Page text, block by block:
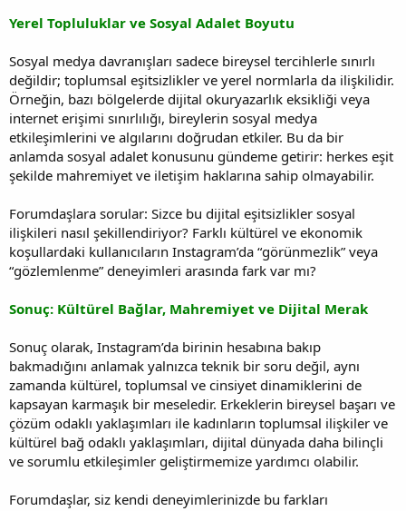
Yerel Topluluklar ve Sosyal Adalet Boyutu
Sosyal medya davranışları sadece bireysel tercihlerle sınırlı
değildir; toplumsal eşitsizlikler ve yerel normlarla da ilişkilidir.
Örneğin, bazı bölgelerde dijital okuryazarlık eksikliği veya
internet erişimi sınırlılığı, bireylerin sosyal medya
etkileşimlerini ve algılarını doğrudan etkiler. Bu da bir
anlamda sosyal adalet konusunu gündeme getirir: herkes eşit
şekilde mahremiyet ve iletişim haklarına sahip olmayabilir.
Forumdaşlara sorular: Sizce bu dijital eşitsizlikler sosyal
ilişkileri nasıl şekillendiriyor? Farklı kültürel ve ekonomik
koşullardaki kullanıcıların Instagram’da “görünmezlik” veya
“gözlemlenme” deneyimleri arasında fark var mı?
Sonuç: Kültürel Bağlar, Mahremiyet ve Dijital Merak
Sonuç olarak, Instagram’da birinin hesabına bakıp
bakmadığını anlamak yalnızca teknik bir soru değil, aynı
zamanda kültürel, toplumsal ve cinsiyet dinamiklerini de
kapsayan karmaşık bir meseledir. Erkeklerin bireysel başarı ve
çözüm odaklı yaklaşımları ile kadınların toplumsal ilişkiler ve
kültürel bağ odaklı yaklaşımları, dijital dünyada daha bilinçli
ve sorumlu etkileşimler geliştirmemize yardımcı olabilir.
Forumdaşlar, siz kendi deneyimlerinizde bu farkları